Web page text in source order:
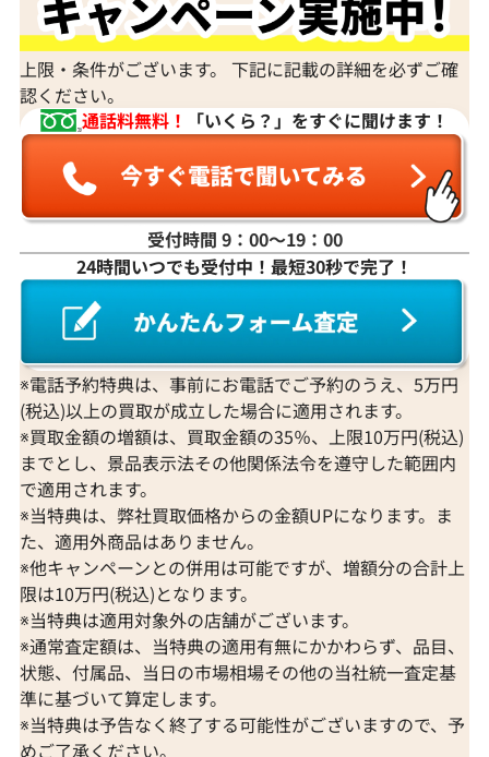
身分証明書がなぜ必要？
上限・条件がございます。 下記に記載の詳細を必ずご確
認ください。
通話料無料！
「いくら？」をすぐに聞けます！
受付時間 9：00〜19：00
24時間いつでも受付中！最短30秒で完了！
※電話予約特典は、事前にお電話でご予約のうえ、5万円
(税込)以上の買取が成立した場合に適用されます。
※買取金額の増額は、買取金額の35％、上限10万円(税込)
までとし、景品表示法その他関係法令を遵守した範囲内
で適用されます。
※当特典は、弊社買取価格からの金額UPになります。ま
た、適用外商品はありません。
※他キャンペーンとの併用は可能ですが、増額分の合計上
限は10万円(税込)となります。
※当特典は適用対象外の店舗がございます。
※通常査定額は、当特典の適用有無にかかわらず、品目、
状態、付属品、当日の市場相場その他の当社統一査定基
準に基づいて算定します。
※当特典は予告なく終了する可能性がございますので、予
めご了承ください。